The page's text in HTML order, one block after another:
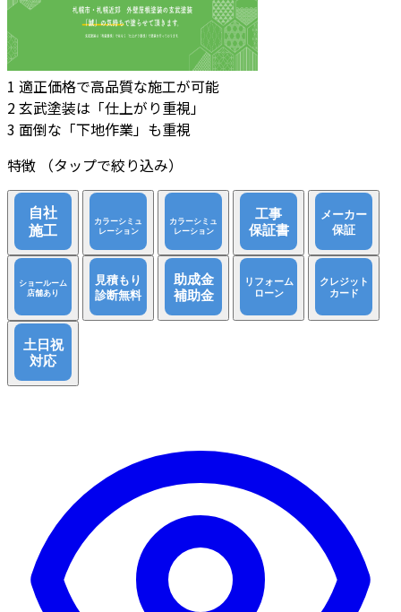
1 適正価格で高品質な施工が可能
2玄武塗装は「仕上がり重視」
3 面倒な「下地作業」も重視
特徴
（タップで絞り込み）